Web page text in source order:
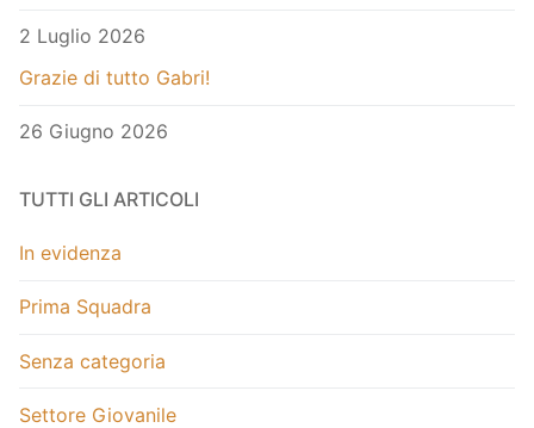
2 Luglio 2026
Grazie di tutto Gabri!
26 Giugno 2026
TUTTI GLI ARTICOLI
In evidenza
Prima Squadra
Senza categoria
Settore Giovanile